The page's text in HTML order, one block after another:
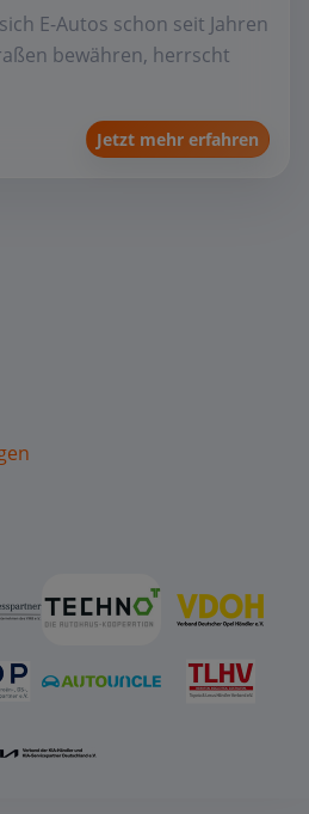
E-Autos schon seit Jahren
bewähren, herrscht
Jetzt mehr erfahren